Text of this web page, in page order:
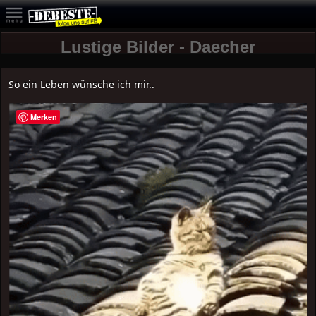
Lustige Bilder - Daecher
So ein Leben wünsche ich mir..
Merken